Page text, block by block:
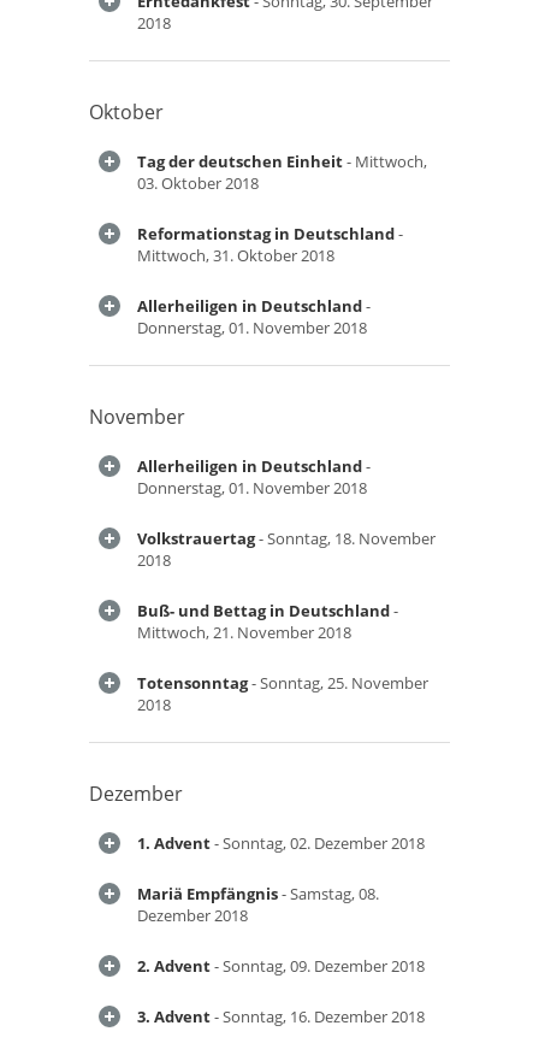
2018
Oktober
Tag der deutschen Einheit- Mittwoch,
03. Oktober 2018
Reformationstag in Deutschland-
Mittwoch, 31. Oktober 2018
Allerheiligen in Deutschland-
Donnerstag, 01. November 2018
November
Allerheiligen in Deutschland-
Donnerstag, 01. November 2018
Volkstrauertag- Sonntag, 18. November
2018
Buß- und Bettag in Deutschland-
Mittwoch, 21. November 2018
Totensonntag- Sonntag, 25. November
2018
Dezember
1. Advent- Sonntag, 02. Dezember 2018
Mariä Empfängnis- Samstag, 08.
Dezember 2018
2. Advent- Sonntag, 09. Dezember 2018
3. Advent- Sonntag, 16. Dezember 2018